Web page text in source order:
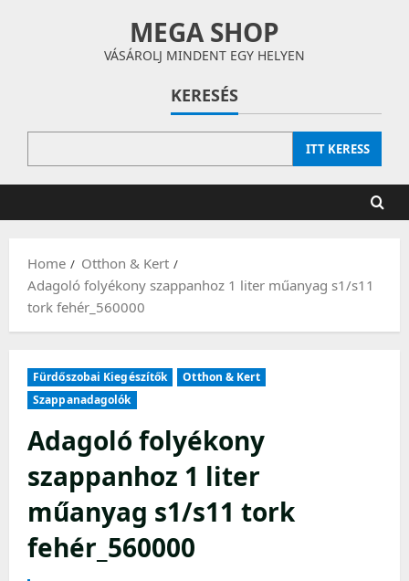
MEGA SHOP
VÁSÁROLJ MINDENT EGY HELYEN
KERESÉS
ITT KERESS
Home
Otthon & Kert
Adagoló folyékony szappanhoz 1 liter műanyag s1/s11
tork fehér_560000
Fürdőszobai Kiegészítők
Otthon & Kert
Szappanadagolók
Adagoló folyékony
szappanhoz 1 liter
műanyag s1/s11 tork
fehér_560000